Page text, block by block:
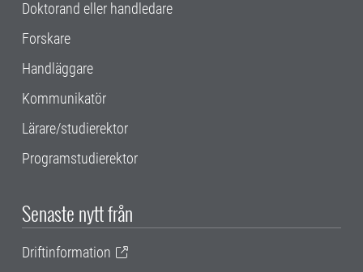
Doktorand eller handledare
Forskare
Handläggare
Kommunikatör
Lärare/studierektor
Programstudierektor
Senaste nytt från
Driftinformation